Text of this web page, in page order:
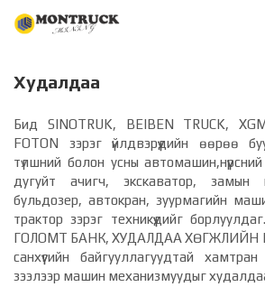
Худалдаа
Бид SINOTRUK, BEIBEN TRUCK,
FOTON зэрэг үйлдвэрүүдийн өөрөө
түлшний болон усны
дугуйт ачигч, экскаватор, замын
бульдозер, автокран, зуурмагийн
трактор зэрэг техникүүдийг
ГОЛОМТ БАНК, ХУДАЛДАА ХӨГЖЛИЙН
санхүүгийн байгууллагуудтай хамтран
зээлээр машин механизмуудыг